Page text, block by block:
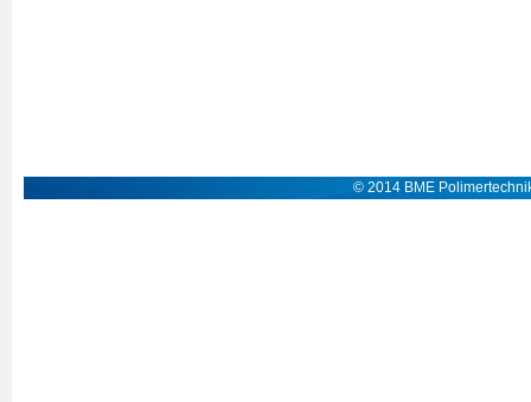
© 2014 BME